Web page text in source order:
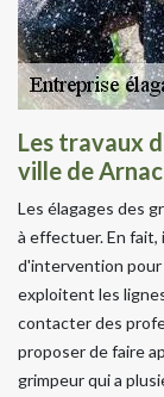
Les travaux
ville de
Les élagages des
à effectuer. En fait,
d'intervention pour
exploitent les
contacter des
proposer de faire
grimpeur qui a